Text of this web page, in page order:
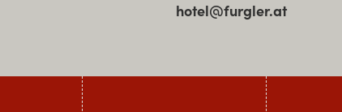
hotel@furgler.at